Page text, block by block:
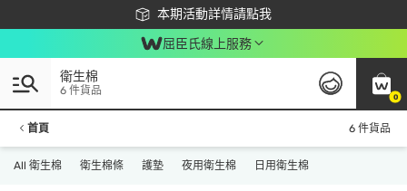
本期活動詳情請點我
下載app最高回饋$350
屈臣氏線上服務
0
衛生棉
6 件貨品
首頁 6 件貨品
All 衛生棉 衛生棉條 護墊 夜用衛生棉 日用衛生棉